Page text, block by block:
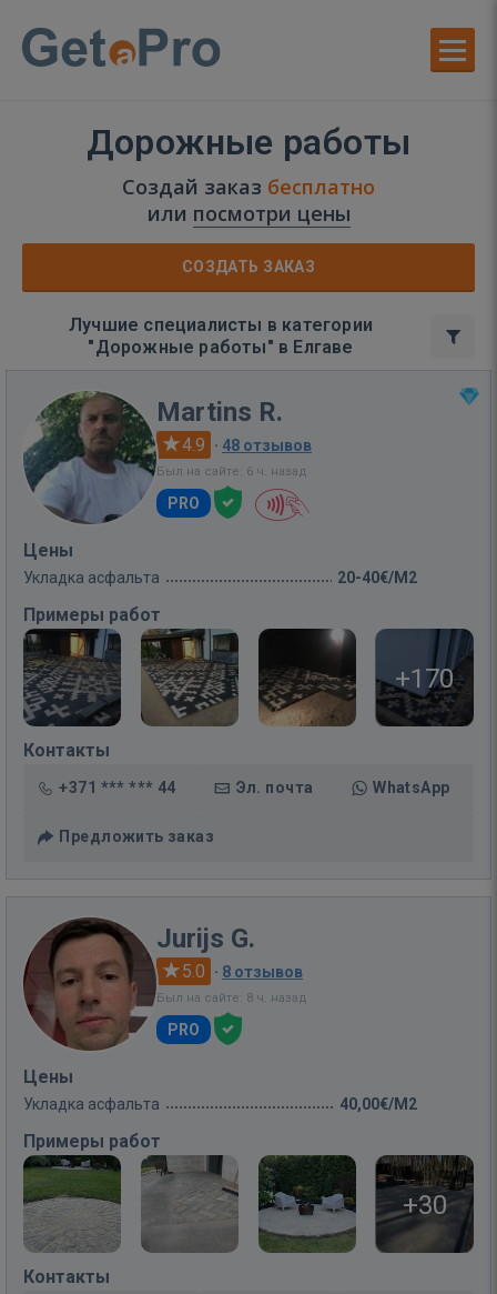
Дорожные работы
Создай заказ бесплатно
или посмотри цены
СОЗДАТЬ ЗАКАЗ
Лучшие специалисты в категории
"Дорожные работы" в Елгаве
Martins R.
4.9 · 48 отзывов
Был на сайте: 6 ч. назад
PRO
Цены
Укладка асфальта 20-40€/M2
Примеры работ
+170
Контакты
+371 *** *** 44 Эл. почта WhatsApp
Предложить заказ
Jurijs G.
5.0 · 8 отзывов
Был на сайте: 8 ч. назад
PRO
Цены
Укладка асфальта 40,00€/M2
Примеры работ
+30
Контакты